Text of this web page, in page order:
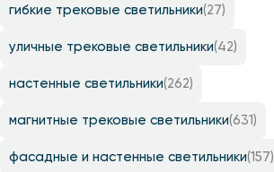
гибкие трековые светильники(27)
уличные трековые светильники(42)
настенные светильники(262)
магнитные трековые светильники(631)
фасадные и настенные светильники(157)